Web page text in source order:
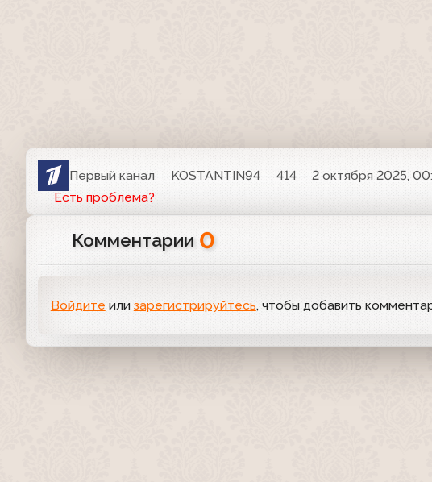
Первый канал KOSTANTIN94 414
2 октября 2025,
Есть проблема?
Комментарии 0
Войдите или зарегистрируйтесь, чтобы добавить